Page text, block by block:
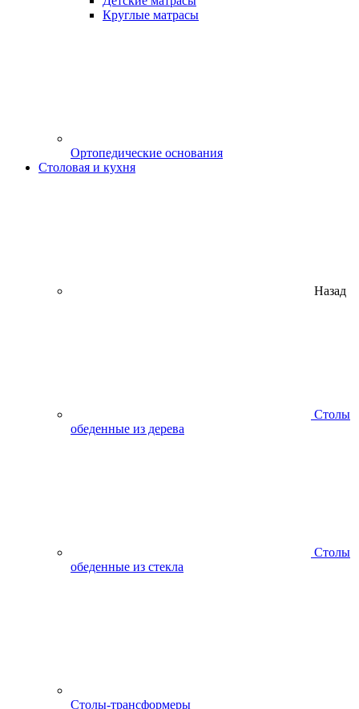
Круглые матрасы
Ортопедические основания
Столовая и кухня
Назад
Столы
обеденные из дерева
Столы
обеденные из стекла
Столы-трансформеры